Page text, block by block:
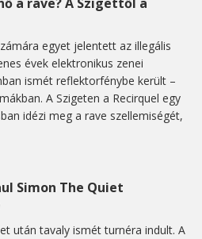
egyet jelentett az illegális
évek elektronikus zenei
ismét reflektorfénybe került –
A Szigeten a Recirquel egy
idézi meg a rave szellemiségét,
Simon The Quiet
után tavaly ismét turnéra indult. A